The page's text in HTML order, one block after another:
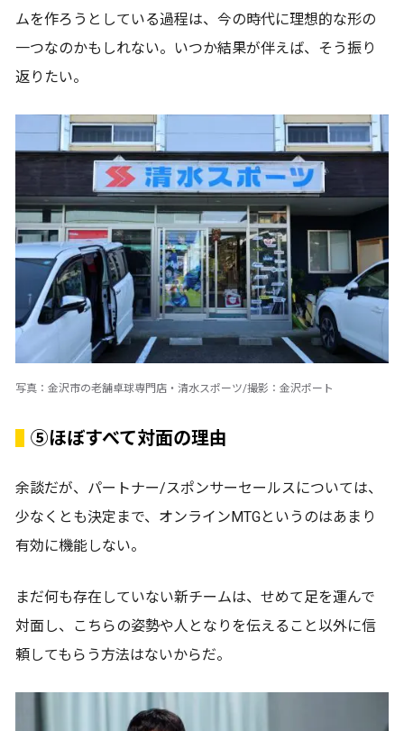
ムを作ろうとしている過程は、今の時代に理想的な形の
一つなのかもしれない。いつか結果が伴えば、そう振り
返りたい。
写真：金沢市の老舗卓球専門店・清水スポーツ/撮影：金沢ポート
⑤ほぼすべて対面の理由
余談だが、パートナー/スポンサーセールスについては、
少なくとも決定まで、オンラインMTGというのはあまり
有効に機能しない。
まだ何も存在していない新チームは、せめて足を運んで
対面し、こちらの姿勢や人となりを伝えること以外に信
頼してもらう方法はないからだ。